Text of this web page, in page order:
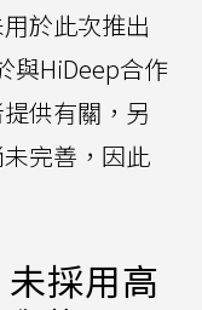
於此次推出
與HiDeep合作
供有關，另
完善，因此
採用高